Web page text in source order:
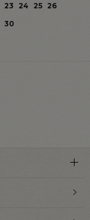
23 24 25
26
30